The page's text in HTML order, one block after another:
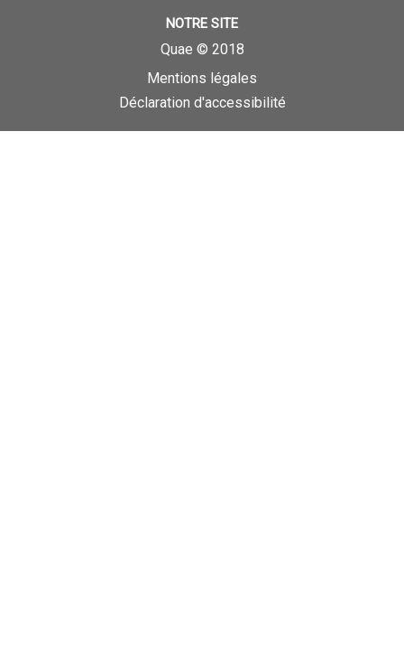
NOTRE SITE
Quae © 2018
Mentions légales
Déclaration d'accessibilité